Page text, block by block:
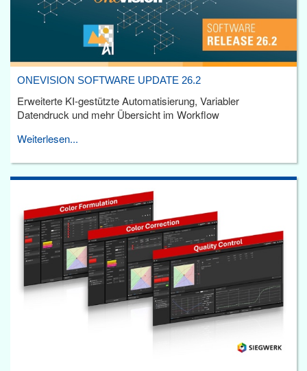
ONEVISION SOFTWARE UPDATE 26.2
Erweiterte KI-gestützte Automatisierung, Variabler
Datendruck und mehr Übersicht im Workflow
Weiterlesen...